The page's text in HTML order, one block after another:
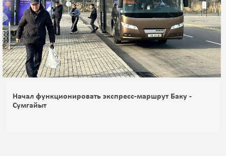
Начал функционировать экспресс-маршрут Баку -
Сумгайыт